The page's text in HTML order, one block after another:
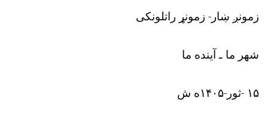
زمونږ ښار- زمونړ راتلونکی
شهر ما ـ آینده ما
۱۵ -ثور-۱۴۰۵ه ش